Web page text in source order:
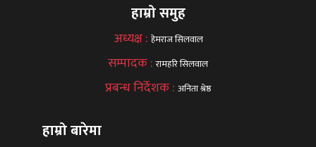
हाम्रो समुह
अध्यक्ष : हेमराज सिलवाल
सम्पादक :रामहरि सिलवाल
प्रबन्ध निर्देशक : अनिता श्रेष्ठ
हाम्रो बारेमा